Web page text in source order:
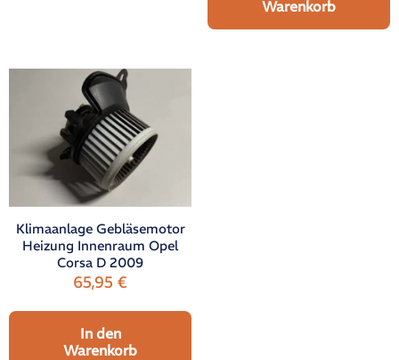
Warenkorb
Klimaanlage Gebläsemotor
Heizung Innenraum Opel
Corsa D 2009
65,95€
In den
Warenkorb